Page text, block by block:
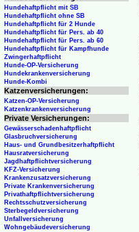
Hundehaftpflicht mit SB
Hundehaftpflicht ohne SB
Hundehaftpflicht für 2 Hunde
Hundehaftpflicht für Pers. ab 40
Hundehaftpflicht für Pers. ab 60
Hundehaftpflicht für Kampfhunde
Zwingerhaftpflicht
Hunde-OP-Versicherung
Hundekrankenversicherung
Hunde-Kombi
Katzenversicherungen:
Katzen-OP-Versicherung
Katzenkrankenversicherung
Private Versicherungen:
Gewässerschadenhaftpflicht
Glasbruchversicherung
Haus- und Grundbesitzerhaftpflicht
Hausratversicherung
Jagdhaftpflichtversicherung
KFZ-Versicherung
Krankenzusatzversicherung
Private Krankenversicherung
Privathaftpflichtversicherung
Rechtsschutzversicherung
Sterbegeldversicherung
Unfallversicherung
Wohngebäudeversicherung